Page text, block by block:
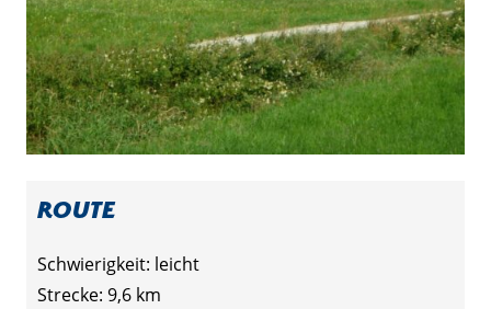
Route
Schwierigkeit: leicht
Strecke: 9,6 km